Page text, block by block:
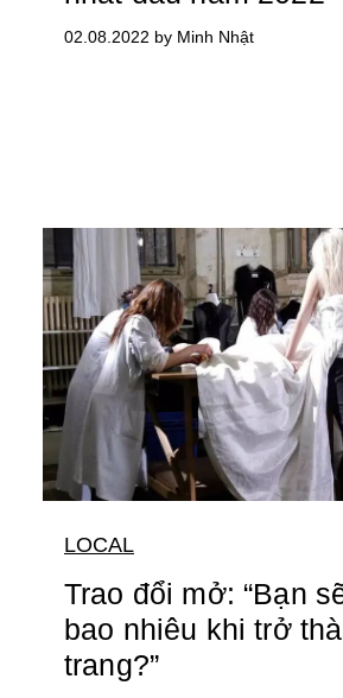
02.08.2022 by Minh Nhật
LOCAL
Trao đổi mở: “Bạn
bao nhiêu khi trở
trang?”